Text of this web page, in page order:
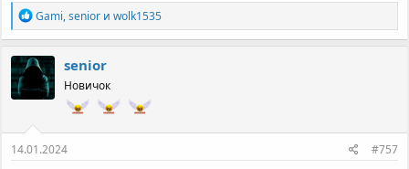
Р
е
а
к
ц
и
и
Gami,senior иwolk1535
senior
Новичок
14.01.2024 #757